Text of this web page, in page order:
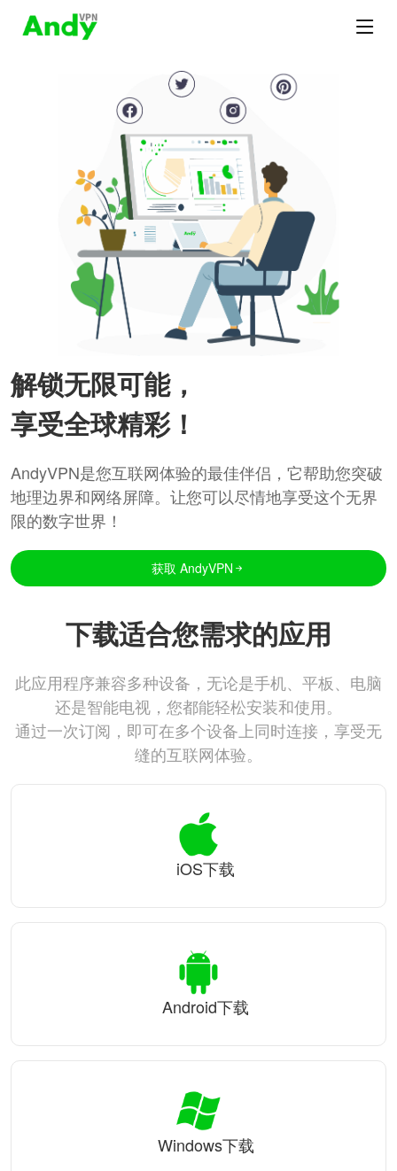
解锁无限可能，
享受全球精彩！
AndyVPN是您互联网体验的最佳伴侣，它帮助您突破
地理边界和网络屏障。让您可以尽情地享受这个无界
限的数字世界！
获取 AndyVPN
下载适合您需求的应用
此应用程序兼容多种设备，无论是手机、平板、电脑
还是智能电视，您都能轻松安装和使用。
通过一次订阅，即可在多个设备上同时连接，享受无
缝的互联网体验。
iOS下载
Android下载
Windows下载